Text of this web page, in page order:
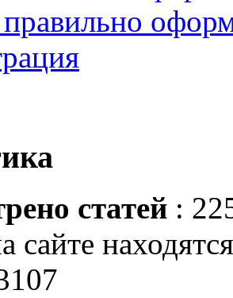
статей :
сайте